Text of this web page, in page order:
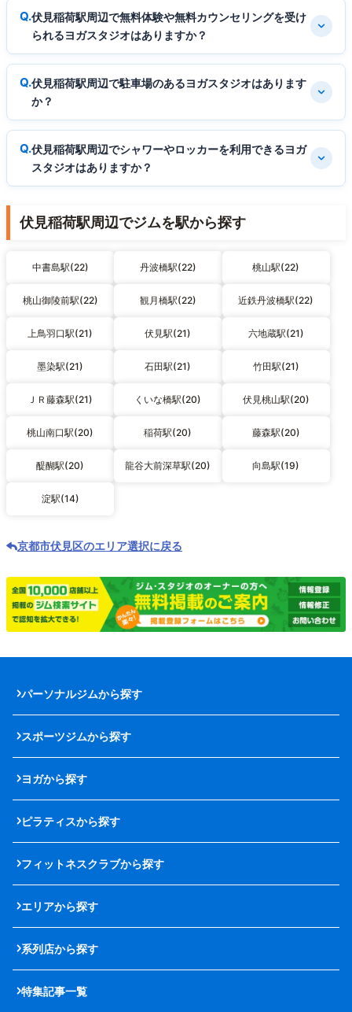
伏見稲荷駅周辺で無料体験や無料カウンセリングを受け
られるヨガスタジオはありますか？
伏見稲荷駅周辺で駐車場のあるヨガスタジオはあります
か？
伏見稲荷駅周辺でシャワーやロッカーを利用できるヨガ
スタジオはありますか？
伏見稲荷駅周辺でジムを駅から探す
中書島駅(22) 丹波橋駅(22) 桃山駅(22)
桃山御陵前駅(22) 観月橋駅(22) 近鉄丹波橋駅(22)
上鳥羽口駅(21) 伏見駅(21) 六地蔵駅(21)
墨染駅(21) 石田駅(21) 竹田駅(21)
ＪＲ藤森駅(21) くいな橋駅(20) 伏見桃山駅(20)
桃山南口駅(20) 稲荷駅(20) 藤森駅(20)
醍醐駅(20) 龍谷大前深草駅(20) 向島駅(19)
淀駅(14)
京都市伏見区のエリア選択に戻る
パーソナルジムから探す
スポーツジムから探す
ヨガから探す
ピラティスから探す
フィットネスクラブから探す
エリアから探す
系列店から探す
特集記事一覧